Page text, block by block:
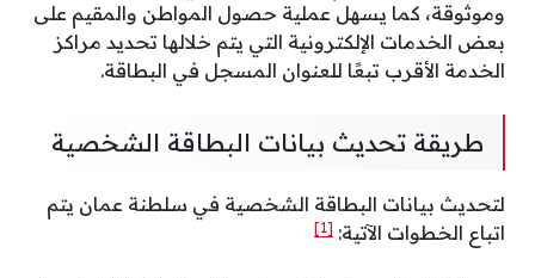
وموثوقة، كما يسهل عملية حصول المواطن والمقيم على
بعض الخدمات الإلكترونية التي يتم خلالها تحديد مراكز
الخدمة الأقرب تبعًا للعنوان المسجل في البطاقة.
طريقة تحديث بيانات البطاقة الشخصية
لتحديث بيانات البطاقة الشخصية في سلطنة عمان يتم
اتباع الخطوات الآتية: [1]